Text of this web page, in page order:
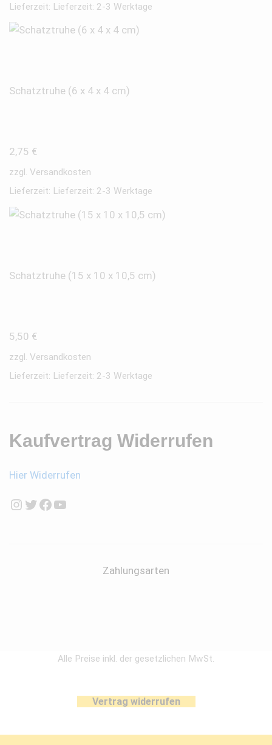
Lieferzeit: Lieferzeit: 2-3 Werktage
Schatztruhe (6 x 4 x 4 cm)
2,75 €
zzgl. Versandkosten
Lieferzeit: Lieferzeit: 2-3 Werktage
Schatztruhe (15 x 10 x 10,5 cm)
5,50 €
zzgl. Versandkosten
Lieferzeit: Lieferzeit: 2-3 Werktage
Kaufvertrag Widerrufen
Hier Widerrufen
Instagram
Twitter
Facebook
YouTube
Zahlungsarten
Alle Preise inkl. der gesetzlichen MwSt.
Vertrag widerrufen